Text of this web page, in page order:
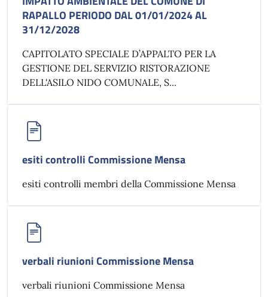
RAPALLO PERIODO DAL 01/01/2024 AL
31/12/2028
CAPITOLATO SPECIALE D’APPALTO PER LA
GESTIONE DEL SERVIZIO RISTORAZIONE
DELL'ASILO NIDO COMUNALE, S...
esiti controlli Commissione Mensa
esiti controlli membri della Commissione Mensa
verbali riunioni Commissione Mensa
verbali riunioni Commissione Mensa